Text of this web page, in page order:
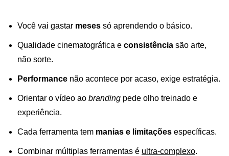
Você vai gastar meses só aprendendo o básico.
Qualidade cinematográfica e consistência são arte,
não sorte.
Performance não acontece por acaso, exige estratégia.
Orientar o vídeo ao branding pede olho treinado e
experiência.
Cada ferramenta tem manias e limitações específicas.
Combinar múltiplas ferramentas é ultra-complexo.